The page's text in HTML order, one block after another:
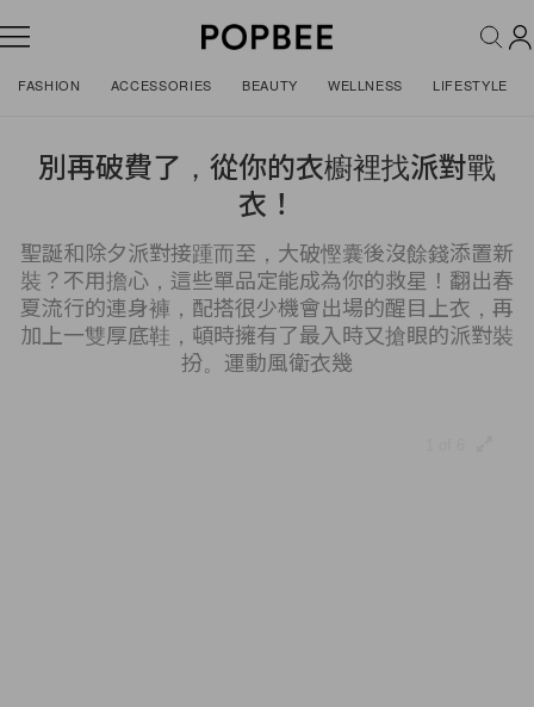
FASHION ACCESSORIES BEAUTY WELLNESS LIFESTYLE
別再破費了，從你的衣櫥裡找派對戰
衣！
聖誕和除夕派對接踵而至，大破慳囊後沒餘錢添置新
裝？不用擔心，這些單品定能成為你的救星！翻出春
夏流行的連身褲，配搭很少機會出場的醒目上衣，再
加上一雙厚底鞋，頓時擁有了最入時又搶眼的派對裝
扮。運動風衛衣幾